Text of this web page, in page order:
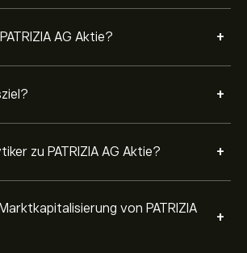
AG Aktie? +
+
zu PATRIZIA AG Aktie? +
von PATRIZIA
+